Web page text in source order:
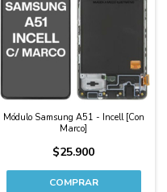
Módulo Samsung A51 - Incell [Con
Marco]
$25.900